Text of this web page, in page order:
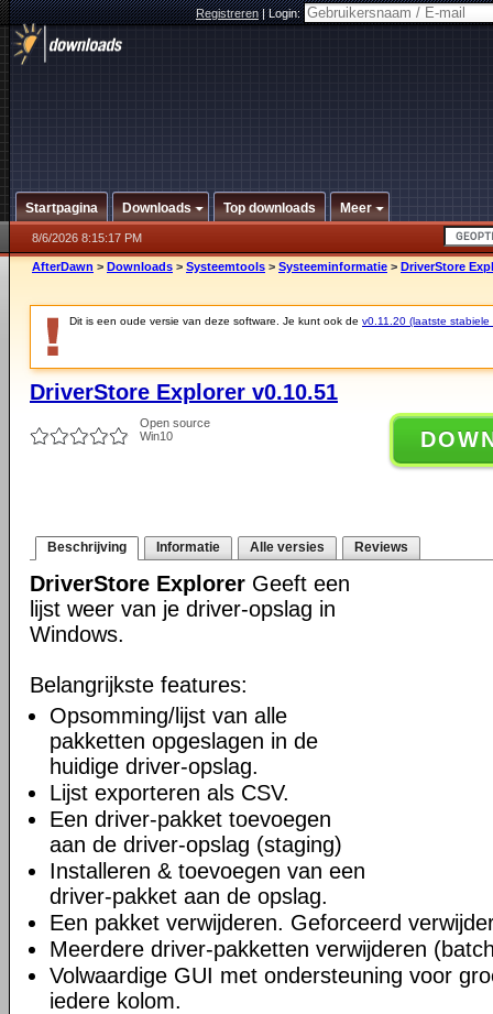
Registreren|Login:
Startpagina Downloads Top downloads Meer
8/6/2026 8:15:17 PM
AfterDawn > Downloads > Systeemtools > Systeeminformatie > DriverStore
Dit is een oude versie van deze software. Je kunt ook de v0.11.20 (laatste stabiele
DriverStore Explorer v0.10.51
Open source
Win10
Beschrijving Informatie Alle versies Reviews
DriverStore Explorer Geeft een
lijst weer van je driver-opslag in
Windows.
Belangrijkste features:
Opsomming/lijst van alle
pakketten opgeslagen in de
huidige driver-opslag.
Lijst exporteren als CSV.
Een driver-pakket toevoegen
aan de driver-opslag (staging)
Installeren & toevoegen van een
driver-pakket aan de opslag.
Een pakket verwijderen. Geforceerd
Meerdere driver-pakketten verwijderen
Volwaardige GUI met ondersteuning voor
iedere kolom.